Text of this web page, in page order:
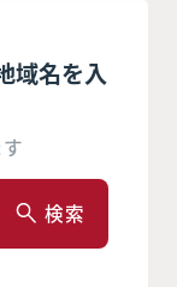
域名を入
検索